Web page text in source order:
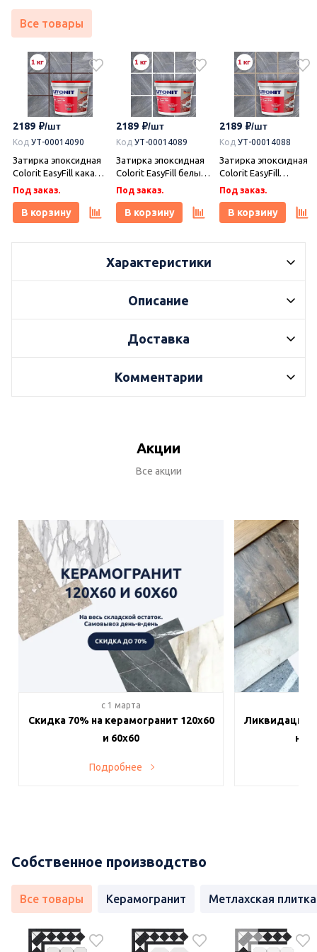
Все товары
2189
Код УТ-00014090
Затирка эпоксидная
Colorit EasyFill какао 1
кг, Плитонит
Под заказ.
В корзину
2189
Код УТ-00014089
Затирка эпоксидная
Colorit EasyFill белый
1 кг, Плитонит
Под заказ.
В корзину
2189
Код УТ-00014088
Затирка эпоксидная
Colorit EasyFill
бежевый 1 кг,
Плитонит
Под заказ.
В корзину
Характеристики
Описание
Доставка
Комментарии
Акции
Все акции
c 1 марта
Скидка 70% на керамогранит 120х60
и 60х60
Подробнее
Ликвидация
на
Собственное производство
Все товары Керамогранит Метлахская плитка